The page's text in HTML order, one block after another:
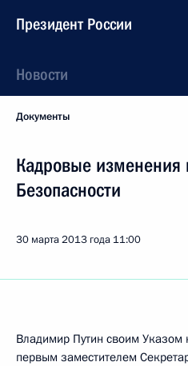
Президент России
Новости
Документы
Кадровые изменения
Безопасности
30 марта 2013 года 11:00
Владимир Путин своим
первым заместителем